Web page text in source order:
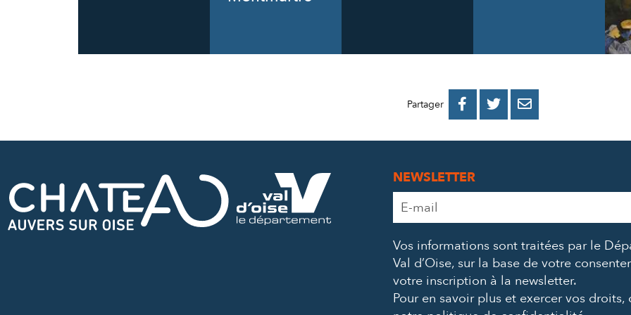
Partager 
PARTAGER
PARTAGER
PARTAGER
NEWSLETTER
Adresse
e-
*
Vos informations sont traitées par le
Val d’Oise, sur la base de votre
votre inscription à la newsletter.
Pour en savoir plus et exercer vos droits,